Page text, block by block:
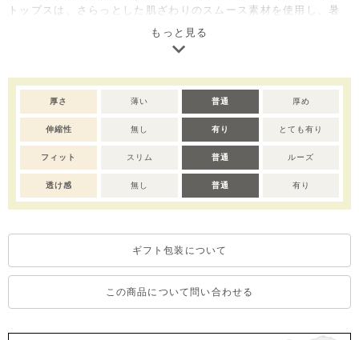
トップスは、さらっとした肌ざわりのスムース素材を使用し、暑
い季節も快適な着心地、クラシックなグレンチェックを軽やかに
カー生地を採用。やわらかな伸び感と吸汗速乾性で動きやすく快
適に過ごせ、黒×ゴールドの背タグやロゴプレートなど、細部まで
高級感のある仕上がりに。
お出かけやおめかしシーンにもおすすめです。同シリーズ
（M262STB80P）とのリンクコーデもお楽しみいただけます。
ご家庭でお洗濯できるイージーケア仕様でデイリー使いにも安
心、ご自宅用としてはもちろん出産祝いやベビー服ギフトとして
も喜ばれるセットアイテムです。
※デリケートな素材を使用しているため、乾燥機のご使用はお控
えいただくことをおすすめします。
※撮影･モニター環境等により実際の商品の色味と異なって見える
場合がございます。
※濃色部分は、摩擦や汗・雨などにより、他の衣類や下着、バッ
もっと見る
厚さ 薄い 普通 厚め
伸縮性 無し 有り とても有り
フィット スリム 普通 ルーズ
透け感 無し 普通 有り
ギフト包装について
この商品について問い合わせる